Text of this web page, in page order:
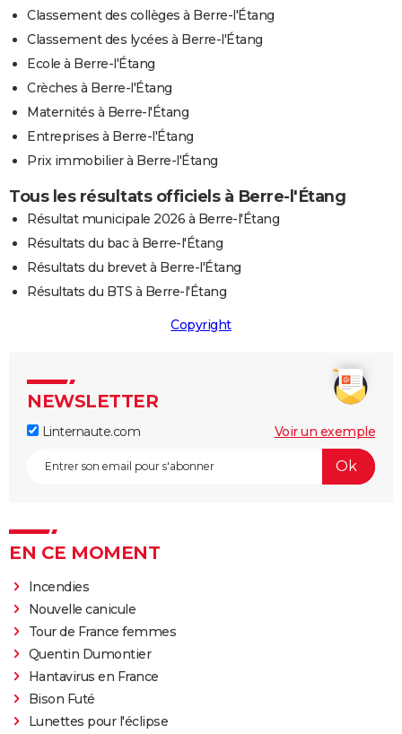
Classement des collèges à Berre-l'Étang
Classement des lycées à Berre-l'Étang
Ecole à Berre-l'Étang
Crèches à Berre-l'Étang
Maternités à Berre-l'Étang
Entreprises à Berre-l'Étang
Prix immobilier à Berre-l'Étang
Tous les résultats officiels à Berre-l'Étang
Résultat municipale 2026 à Berre-l'Étang
Résultats du bac à Berre-l'Étang
Résultats du brevet à Berre-l'Étang
Résultats du BTS à Berre-l'Étang
Copyright
NEWSLETTER
Linternaute.com Voir un exemple
EN CE MOMENT
Incendies
Nouvelle canicule
Tour de France femmes
Quentin Dumontier
Hantavirus en France
Bison Futé
Lunettes pour l'éclipse